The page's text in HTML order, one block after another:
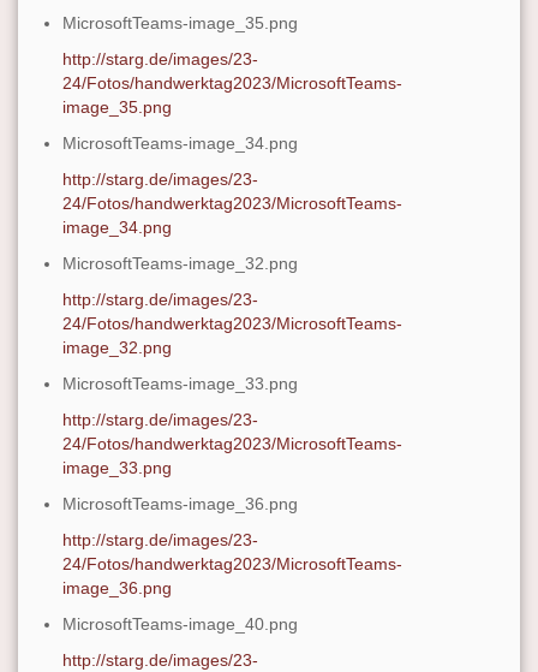
MicrosoftTeams-image_35.png
http://starg.de/images/23-
24/Fotos/handwerktag2023/MicrosoftTeams-
image_35.png
MicrosoftTeams-image_34.png
http://starg.de/images/23-
24/Fotos/handwerktag2023/MicrosoftTeams-
image_34.png
MicrosoftTeams-image_32.png
http://starg.de/images/23-
24/Fotos/handwerktag2023/MicrosoftTeams-
image_32.png
MicrosoftTeams-image_33.png
http://starg.de/images/23-
24/Fotos/handwerktag2023/MicrosoftTeams-
image_33.png
MicrosoftTeams-image_36.png
http://starg.de/images/23-
24/Fotos/handwerktag2023/MicrosoftTeams-
image_36.png
MicrosoftTeams-image_40.png
http://starg.de/images/23-